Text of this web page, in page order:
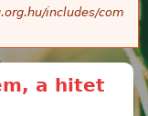
includes/com
a hitet